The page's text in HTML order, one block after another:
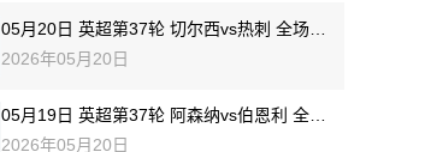
05月20日 英超第37轮 切尔西vs热刺 全场录像回放
2026年05月20日
2026年05月20日